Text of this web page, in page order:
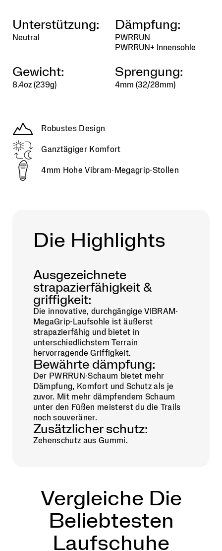
Unterstützung:
Neutral
Dämpfung:
PWRRUN
PWRRUN+ Innensohle
Gewicht:
8.4oz (239g)
Sprengung:
4mm (32/28mm)
Robustes Design
Ganztägiger Komfort
4mm Hohe Vibram-Megagrip-Stollen
Die Highlights
Ausgezeichnete
strapazierfähigkeit &
griffigkeit:
Die innovative, durchgängige VIBRAM-
MegaGrip-Laufsohle ist äußerst
strapazierfähig und bietet in
unterschiedlichstem Terrain
hervorragende Griffigkeit.
Bewährte dämpfung:
Der PWRRUN-Schaum bietet mehr
Dämpfung, Komfort und Schutz als je
zuvor. Mit mehr dämpfendem Schaum
unter den Füßen meisterst du die Trails
noch souveräner.
Zusätzlicher schutz:
Zehenschutz aus Gummi.
Vergleiche Die
Beliebtesten
Laufschuhe